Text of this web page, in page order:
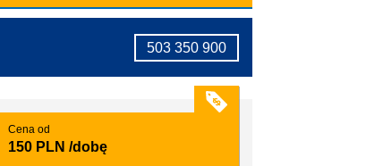
do 10 lat
503 350 900
Cena od
150 PLN /dobę